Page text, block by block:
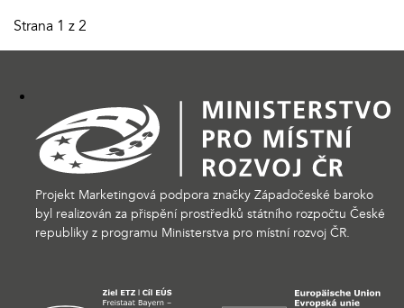
Strana 1 z 2
Projekt Marketingová podpora značky Západočeské baroko
byl realizován za přispění prostředků státního rozpočtu České
republiky z programu Ministerstva pro místní rozvoj ČR.